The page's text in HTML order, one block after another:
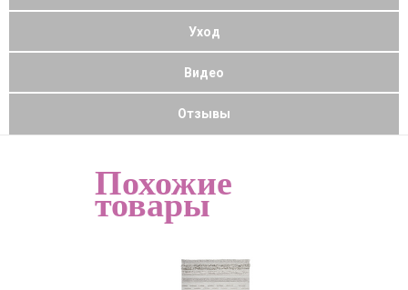
Уход
Видео
Отзывы
Похожие
товары